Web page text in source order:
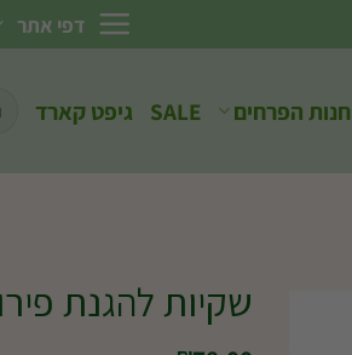
דפי אתר
חנות הפרחים SALE גיפט קארד
שקיות להגנת